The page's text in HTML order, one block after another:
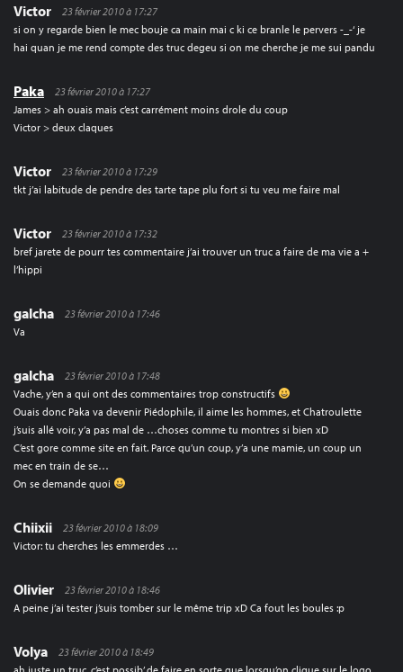
Victor
23 février 2010 à 17:27
si on y regarde bien le mec bouje ca main mai c ki ce branle le pervers -_-‘ je
hai quan je me rend compte des truc degeu si on me cherche je me sui pandu
Paka
23 février 2010 à 17:27
James > ah ouais mais c’est carrément moins drole du coup
Victor > deux claques
Victor
23 février 2010 à 17:29
tkt j’ai labitude de pendre des tarte tape plu fort si tu veu me faire mal
Victor
23 février 2010 à 17:32
bref jarete de pourr tes commentaire j’ai trouver un truc a faire de ma vie a +
l’hippi
galcha
23 février 2010 à 17:46
Va
galcha
23 février 2010 à 17:48
Vache, y’en a qui ont des commentaires trop constructifs
Ouais donc Paka va devenir Piédophile, il aime les hommes, et Chatroulette
j’suis allé voir, y’a pas mal de …choses comme tu montres si bien xD
C’est gore comme site en fait. Parce qu’un coup, y’a une mamie, un coup un
mec en train de se…
On se demande quoi
Chiixii
23 février 2010 à 18:09
Victor: tu cherches les emmerdes …
Olivier
23 février 2010 à 18:46
A peine j’ai tester j’suis tomber sur le même trip xD Ca fout les boules :p
Volya
23 février 2010 à 18:49